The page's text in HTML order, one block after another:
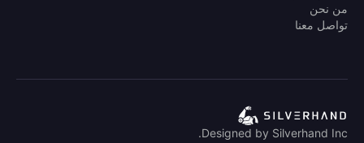
من نحن
تواصل معنا
Designed by Silverhand Inc.